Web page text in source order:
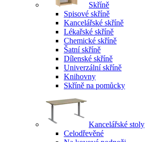
Skříně
Spisové skříně
Kancelářské skříně
Lékařské skříně
Chemické skříně
Šatní skříně
Dílenské skříně
Univerzální skříně
Knihovny
Skříně na pomůcky
Kancelářské stoly
Celodřevěné